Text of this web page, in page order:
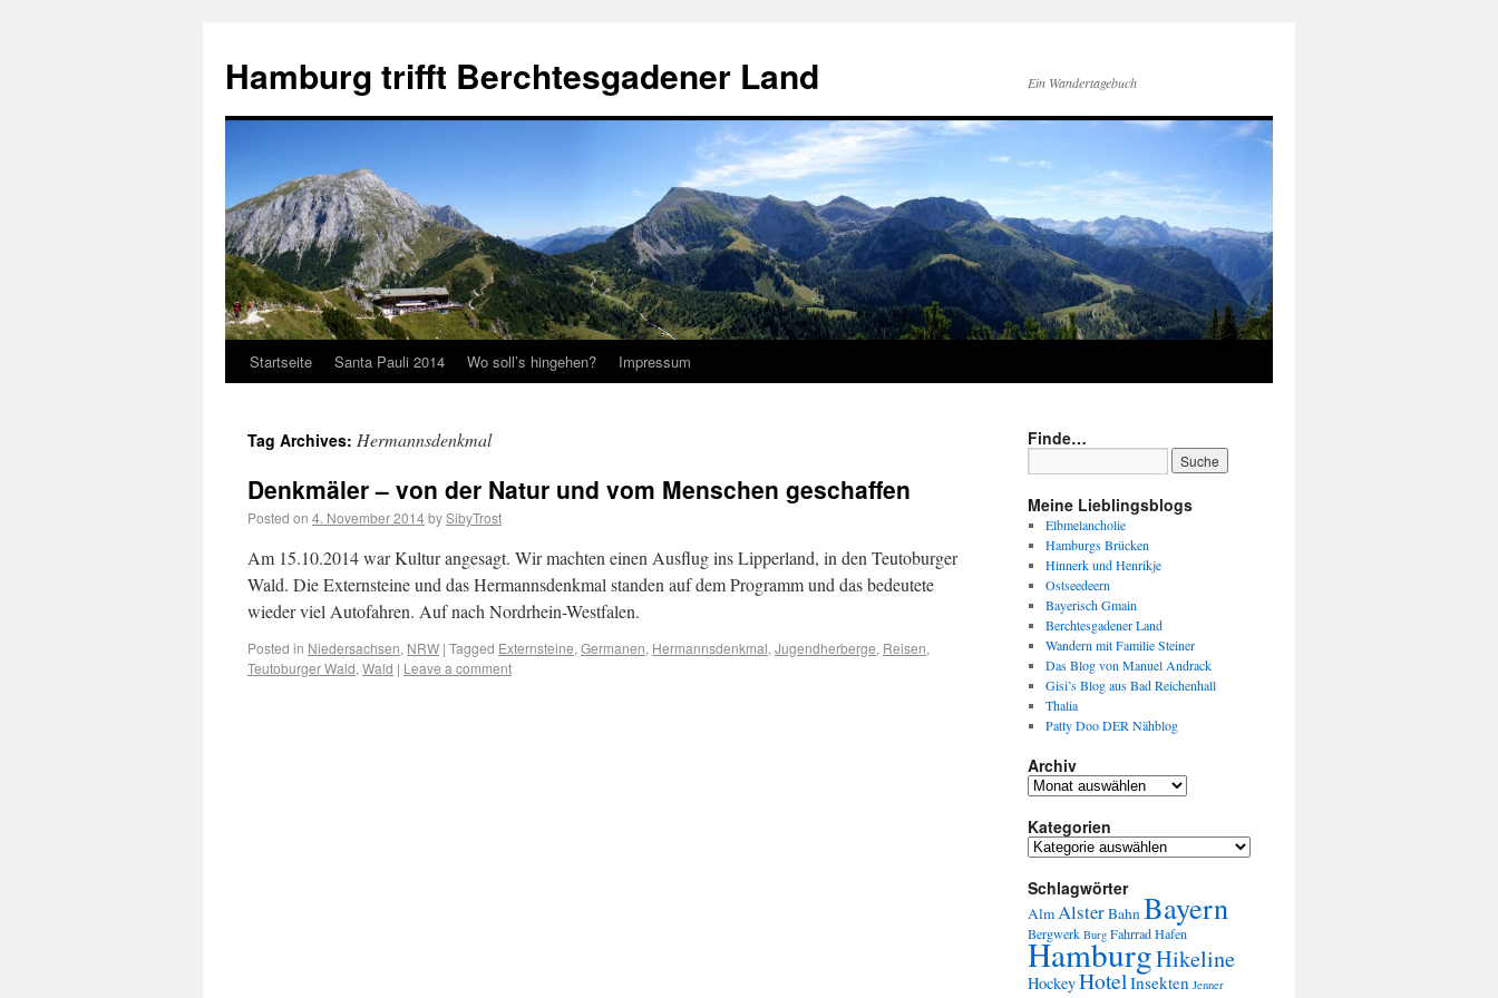
Hamburg trifft Berchtesgadener Land Ein Wandertagebuch
Startseite Santa Pauli 2014 Wo soll’s hingehen? Impressum
Tag Archives: Hermannsdenkmal
Denkmäler – von der Natur und vom Menschen geschaffen
Posted on 4. November 2014bySibyTrost
Am 15.10.2014 war Kultur angesagt. Wir machten einen Ausflug ins Lipperland, in den Teutoburger
Wald. Die Externsteine und das Hermannsdenkmal standen auf dem Programm und das bedeutete
wieder viel Autofahren. Auf nach Nordrhein-Westfalen.
Posted in Niedersachsen, NRW | Tagged Externsteine, Germanen, Hermannsdenkmal, Jugendherberge, Reisen,
Teutoburger Wald, Wald | Leave a comment
Finde…
Meine Lieblingsblogs
Elbmelancholie
Hamburgs Brücken
Hinnerk und Henrikje
Ostseedeern
Bayerisch Gmain
Berchtesgadener Land
Wandern mit Familie Steiner
Das Blog von Manuel Andrack
Gisi’s Blog aus Bad Reichenhall
Thalia
Patty Doo DER Nähblog
Archiv
Kategorien
Schlagwörter
AlmAlsterBahnBayern
Bergwerk Burg FahrradHafen
HamburgHikeline
HockeyHotelInsekten Jenner